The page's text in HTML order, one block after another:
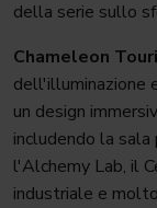
della serie sullo
Chameleon
dell'illuminazione
un design
includendo la
l'Alchemy Lab, il
industriale e